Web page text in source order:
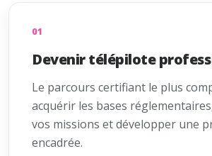
01
Devenir télépilote
Le parcours certifiant le plus
acquérir les bases
vos missions et développer une
encadrée.